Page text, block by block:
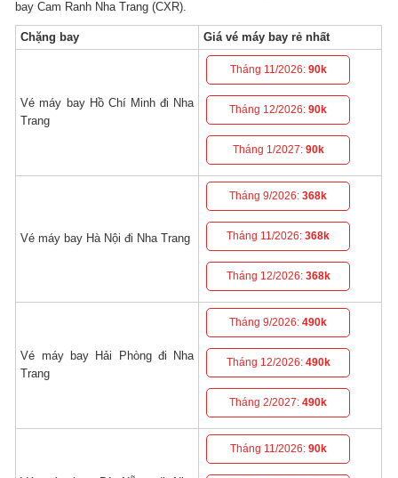
bay Cam Ranh Nha Trang (CXR).
Chặng bay Giá vé máy bay rẻ nhất
Vé máy bay Hồ Chí Minh đi Nha
Trang
Tháng 11/2026: 90k
Tháng 12/2026:90k
Tháng 1/2027: 90k
Vé máy bay Hà Nội đi Nha Trang
Tháng 9/2026:368k
Tháng 11/2026:368k
Tháng 12/2026: 368k
Vé máy bay Hải Phòng đi Nha
Trang
Tháng 9/2026:490k
Tháng 12/2026: 490k
Tháng 2/2027:490k
Tháng 11/2026: 90k